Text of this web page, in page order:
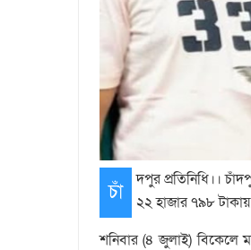
চাঁ
দপুর প্রতিনিধি।।
২২ হাজার ৭৯৮
শনিবার (৪ জুলাই) বিকেলে